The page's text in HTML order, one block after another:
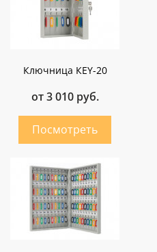
Ключница КEY-20
от 3 010 руб.